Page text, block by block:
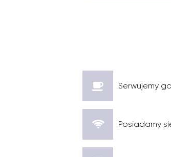
Serwujemy
Posiadamy